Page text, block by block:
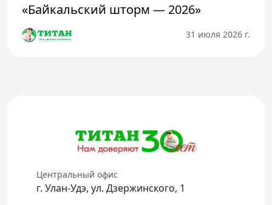
«Байкальский шторм — 2026»
31 июля 2026 г.
Центральный офис
г. Улан-Удэ, ул. Дзержинского, 1